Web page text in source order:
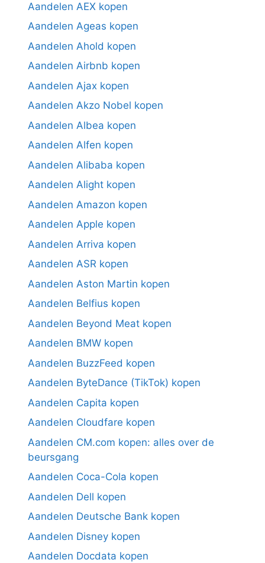
Aandelen AEX kopen
Aandelen Ageas kopen
Aandelen Ahold kopen
Aandelen Airbnb kopen
Aandelen Ajax kopen
Aandelen Akzo Nobel kopen
Aandelen Albea kopen
Aandelen Alfen kopen
Aandelen Alibaba kopen
Aandelen Alight kopen
Aandelen Amazon kopen
Aandelen Apple kopen
Aandelen Arriva kopen
Aandelen ASR kopen
Aandelen Aston Martin kopen
Aandelen Belfius kopen
Aandelen Beyond Meat kopen
Aandelen BMW kopen
Aandelen BuzzFeed kopen
Aandelen ByteDance (TikTok) kopen
Aandelen Capita kopen
Aandelen Cloudfare kopen
Aandelen CM.com kopen: alles over de
beursgang
Aandelen Coca-Cola kopen
Aandelen Dell kopen
Aandelen Deutsche Bank kopen
Aandelen Disney kopen
Aandelen Docdata kopen